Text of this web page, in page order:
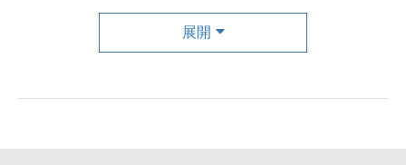
GBRAM/ 256GBROM
+ 1,200 萬畫素主相機、 2,000 萬
◎ 3CA、Wi-Fi802.11 a/b/g/n/ac（2.4GHz& 5GHz）
第二主相機鏡頭種類
望遠鏡頭
展開